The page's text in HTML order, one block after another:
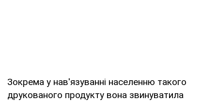
Зокрема у нав'язуванні населенню такого
друкованого продукту вона звинуватила